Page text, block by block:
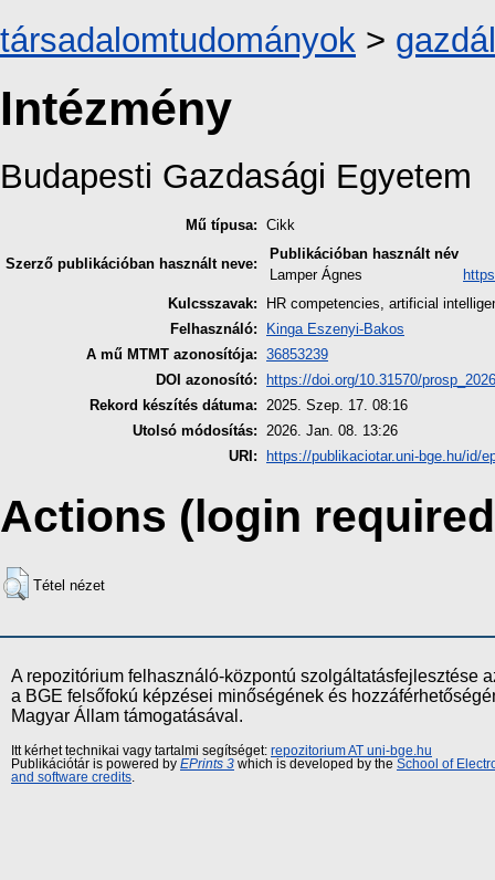
társadalomtudományok >
Intézmény
Budapesti Gazdasági Egyetem
Mű típusa: Cikk
Szerző publikációban használt neve:
Publikációban használt név
Lamper Ágnes
Kulcsszavak:
HR competencies, artificial
Felhasználó:
Kinga Eszenyi-Bakos
A mű MTMT azonosítója: 36853239
DOI azonosító:
https://doi.org/10.31570/
Rekord készítés dátuma: 2025. Szep. 17. 08:16
Utolsó módosítás: 2026. Jan. 08. 13:26
URI:
https://publikaciotar.uni-bge.hu/id/
Actions (login
Tétel nézet
A repozitórium felhasználó-központú szolgáltatásfejlesztése
a BGE felsőfokú képzései minőségének és
Magyar Állam támogatásával.
Itt kérhet technikai vagy tartalmi segítséget: repozitorium AT uni-bge.hu
Publikációtár is powered by EPrints 3 which is developed by the School of
and software credits.